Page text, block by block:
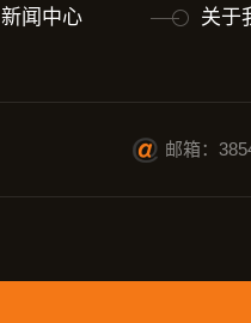
新闻中心 关于
邮箱：